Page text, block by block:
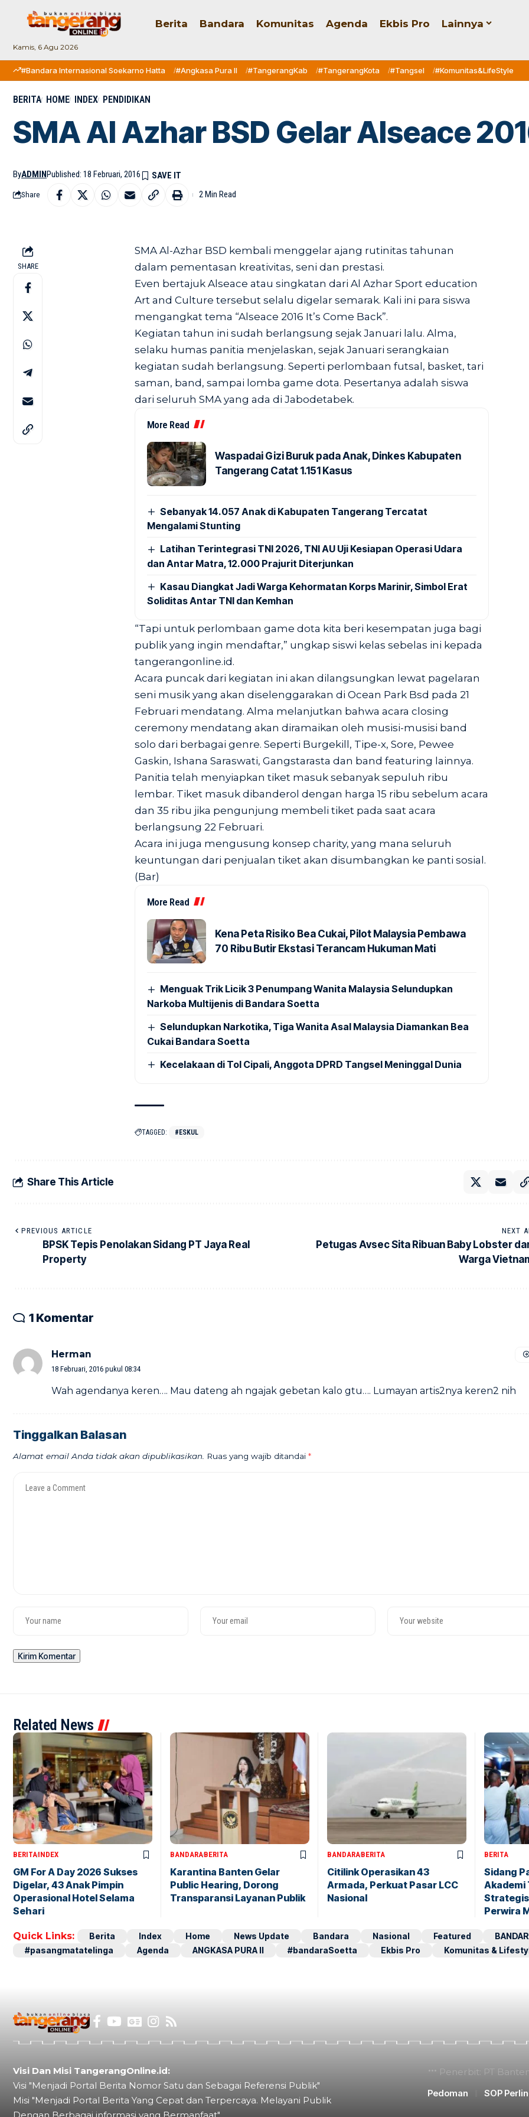
Kamis, 6 Agu 2026
Berita Bandara Komunitas Agenda Ekbis Pro Lainnya
#Bandara Internasional Soekarno Hatta #Angkasa Pura II #TangerangKab #TangerangKota #Tangsel #Komunitas&LifeStyle
BERITA HOME INDEX PENDIDIKAN
SMA Al Azhar BSD Gelar Alseace
ByADMINPublished: 18 Februari, 2016
Share 2 Min Read
SHARE
SMA Al-Azhar BSD kembali menggelar ajang rutinitas tahunan
dalam pementasan kreativitas, seni dan prestasi.
Even bertajuk Alseace atau singkatan dari Al Azhar Sport education
Art and Culture tersebut selalu digelar semarak. Kali ini para siswa
mengangkat tema “Alseace 2016 It’s Come Back”.
Kegiatan tahun ini sudah berlangsung sejak Januari lalu. Alma,
selaku humas panitia menjelaskan, sejak Januari serangkaian
kegiatan sudah berlangsung. Seperti perlombaan futsal, basket, tari
saman, band, sampai lomba game dota. Pesertanya adalah siswa
dari seluruh SMA yang ada di Jabodetabek.
More Read
Waspadai Gizi Buruk pada Anak, Dinkes Kabupaten
Tangerang Catat 1.151 Kasus
Sebanyak 14.057 Anak di Kabupaten Tangerang Tercatat
Mengalami Stunting
Latihan Terintegrasi TNI 2026, TNI AU Uji Kesiapan Operasi Udara
dan Antar Matra, 12.000 Prajurit Diterjunkan
Kasau Diangkat Jadi Warga Kehormatan Korps Marinir, Simbol Erat
Soliditas Antar TNI dan Kemhan
“Tapi untuk perlombaan game dota kita beri kesempatan juga bagi
publik yang ingin mendaftar,” ungkap siswi kelas sebelas ini kepada
tangerangonline.id.
Acara puncak dari kegiatan ini akan dilangsungkan lewat pagelaran
seni musik yang akan diselenggarakan di Ocean Park Bsd pada 21
Februari mendatang. Alma melanjutkan bahwa acara closing
ceremony mendatang akan diramaikan oleh musisi-musisi band
solo dari berbagai genre. Seperti Burgekill, Tipe-x, Sore, Pewee
Gaskin, Ishana Saraswati, Gangstarasta dan band featuring lainnya.
Panitia telah menyiapkan tiket masuk sebanyak sepuluh ribu
lembar. Tiket masuk dibanderol dengan harga 15 ribu sebelum acara
dan 35 ribu jika pengunjung membeli tiket pada saat acara
berlangsung 22 Februari.
Acara ini juga mengusung konsep charity, yang mana seluruh
keuntungan dari penjualan tiket akan disumbangkan ke panti sosial.
(Bar)
More Read
Kena Peta Risiko Bea Cukai, Pilot Malaysia Pembawa
70 Ribu Butir Ekstasi Terancam Hukuman Mati
Menguak Trik Licik 3 Penumpang Wanita Malaysia Selundupkan
Narkoba Multijenis di Bandara Soetta
Selundupkan Narkotika, Tiga Wanita Asal Malaysia Diamankan Bea
Cukai Bandara Soetta
Kecelakaan di Tol Cipali, Anggota DPRD Tangsel Meninggal Dunia
TAGGED: #ESKUL
Share This Article
PREVIOUS ARTICLE
BPSK Tepis Penolakan Sidang PT Jaya Real
Property
NEXT
Petugas Avsec Sita Ribuan Baby Lobster
Warga
1 Komentar
Herman
18 Februari, 2016 pukul 08:34
Wah agendanya keren…. Mau dateng ah ngajak gebetan kalo gtu…. Lumayan artis2nya keren2 nih
Tinggalkan Balasan
Alamat email Anda tidak akan dipublikasikan. Ruas yang wajib ditandai *
Related News
BERITAINDEX
GM For A Day 2026 Sukses
Digelar, 43 Anak Pimpin
Operasional Hotel Selama
Sehari
BANDARABERITA
Karantina Banten Gelar
Public Hearing, Dorong
Transparansi Layanan Publik
BANDARABERITA
Citilink Operasikan 43
Armada, Perkuat Pasar LCC
Nasional
BERITA
Sidang
Akademi
Perwira
Quick Links: Berita Index Home News Update Bandara Nasional Featured
#pasangmatatelinga
Agenda ANGKASA PURA II #bandaraSoetta Ekbis Pro Komunitas &
Visi Dan Misi TangerangOnline.id:
Visi "Menjadi Portal Berita Nomor Satu dan Sebagai Referensi Publik"
Misi "Menjadi Portal Berita Yang Cepat dan Terpercaya. Melayani Publik
Penerbit: PT
Pedoman
SOP